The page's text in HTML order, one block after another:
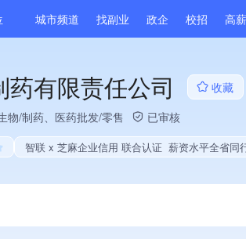
城市频道 找副业 政企 校招 高薪
有限责任公司
收藏
物/制药、医药批发/零售 已审核
智联 x 芝麻企业信用 联合认证 薪资水平全省同行前30%